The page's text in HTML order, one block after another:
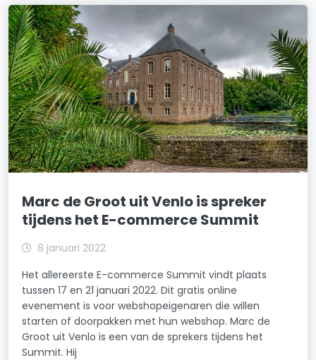
Marc de Groot uit Venlo is spreker
tijdens het E-commerce Summit
8 januari 2022
Het allereerste E-commerce Summit vindt plaats
tussen 17 en 21 januari 2022. Dit gratis online
evenement is voor webshopeigenaren die willen
starten of doorpakken met hun webshop. Marc de
Groot uit Venlo is een van de sprekers tijdens het
Summit. Hij